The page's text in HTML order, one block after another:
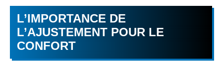
L’IMPORTANCE DE
L’AJUSTEMENT POUR LE
CONFORT